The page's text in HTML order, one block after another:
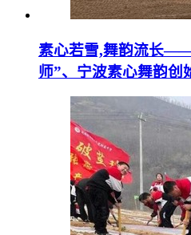
素心若雪,舞韵流长
师”、宁波素心舞韵创